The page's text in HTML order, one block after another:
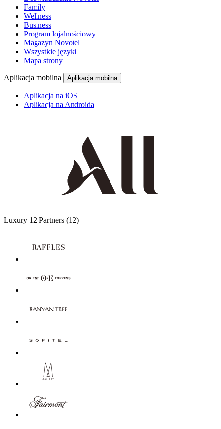
Family
Wellness
Business
Program lojalnościowy
Magazyn Novotel
Wszystkie języki
Mapa strony
Aplikacja mobilna Aplikacja mobilna
Aplikacja na iOS
Aplikacja na Androida
Luxury 12 Partners (12)